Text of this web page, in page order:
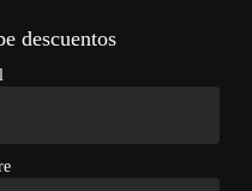
descuentos